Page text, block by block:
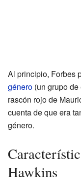
Al principio, Forbes
género (un grupo
rascón rojo de
cuenta de que era
género.
Hawkins